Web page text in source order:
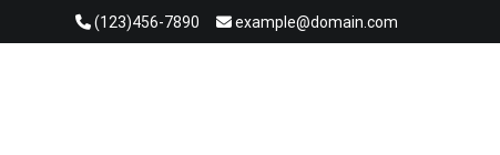
(123)456-7890 example@domain.com